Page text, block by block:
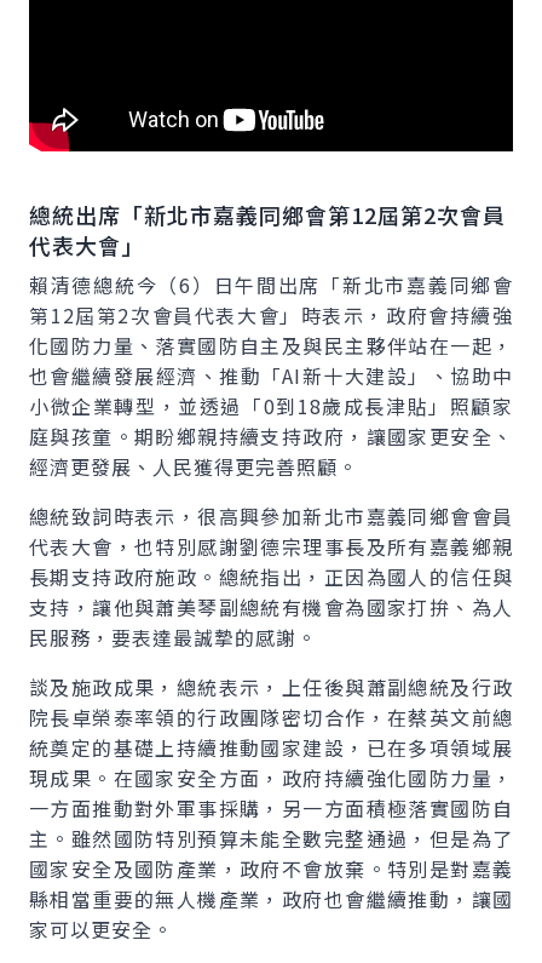
總統出席「新北市嘉義同鄉會第12屆第2次會員
代表大會」
賴清德總統今（6）日午間出席「新北市嘉義同鄉會
第12屆第2次會員代表大會」時表示，政府會持續強
化國防力量、落實國防自主及與民主夥伴站在一起，
也會繼續發展經濟、推動「AI新十大建設」、協助中
小微企業轉型，並透過「0到18歲成長津貼」照顧家
庭與孩童。期盼鄉親持續支持政府，讓國家更安全、
經濟更發展、人民獲得更完善照顧。
總統致詞時表示，很高興參加新北市嘉義同鄉會會員
代表大會，也特別感謝劉德宗理事長及所有嘉義鄉親
長期支持政府施政。總統指出，正因為國人的信任與
支持，讓他與蕭美琴副總統有機會為國家打拚、為人
民服務，要表達最誠摯的感謝。
談及施政成果，總統表示，上任後與蕭副總統及行政
院長卓榮泰率領的行政團隊密切合作，在蔡英文前總
統奠定的基礎上持續推動國家建設，已在多項領域展
現成果。在國家安全方面，政府持續強化國防力量，
一方面推動對外軍事採購，另一方面積極落實國防自
主。雖然國防特別預算未能全數完整通過，但是為了
國家安全及國防產業，政府不會放棄。特別是對嘉義
縣相當重要的無人機產業，政府也會繼續推動，讓國
家可以更安全。